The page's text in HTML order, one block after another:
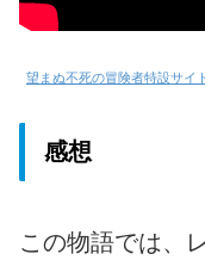
望まぬ不死の冒険者特設サイト
感想
この物語では、